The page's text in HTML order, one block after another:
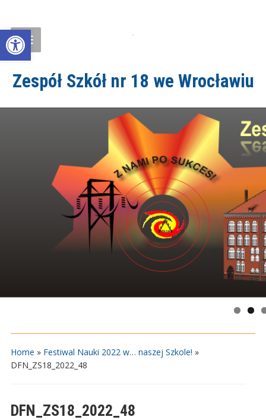
Open toolbar
Zespół Szkół nr 18 we Wrocławiu
Home » Festiwal Nauki 2022 w… naszej Szkole! »
DFN_ZS18_2022_48
DFN_ZS18_2022_48